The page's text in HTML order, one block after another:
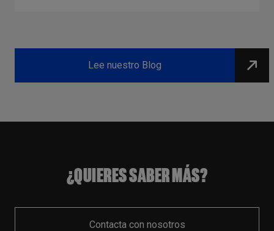
Lee nuestro Blog
¿QUIERES SABER MÁS?
Contacta con nosotros